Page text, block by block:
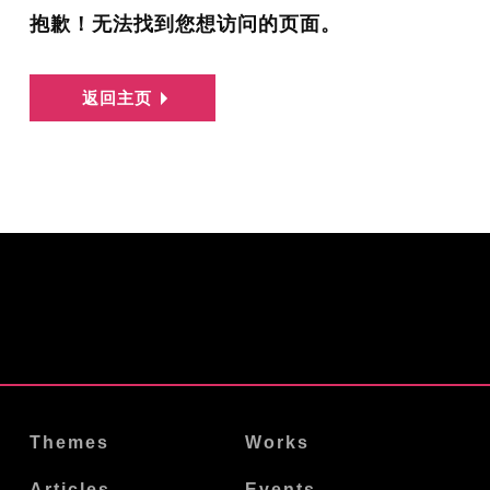
抱歉！无法找到您想访问的页面。
返回主页
Themes Works